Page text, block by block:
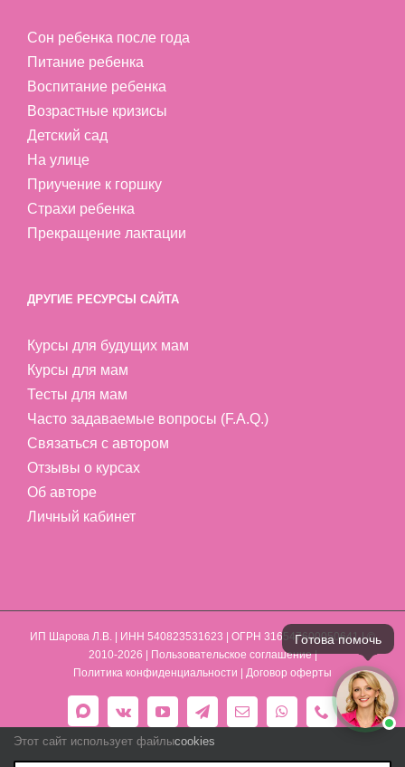
Сон ребенка после года
Питание ребенка
Воспитание ребенка
Возрастные кризисы
Детский сад
На улице
Приучение к горшку
Страхи ребенка
Прекращение лактации
ДРУГИЕ РЕСУРСЫ САЙТА
Курсы для будущих мам
Курсы для мам
Тесты для мам
Часто задаваемые вопросы (F.A.Q.)
Связаться с автором
Отзывы о курсах
Об авторе
Личный кабинет
ИП Шарова Л.В. | ИНН 540823531623 | ОГРН 316547600050641 | ©
2010-2026 |
Пользовательское соглашение|
Политика конфиденциальности
Договор оферты
Max Vk YouTubeTelegramEmail WhatsApp
Phone
Этот сайт использует файлыcookies